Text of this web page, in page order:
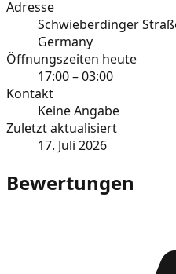
Adresse
Schwieberdinger
Germany
Öffnungszeiten heute
17:00 – 03:00
Kontakt
Keine Angabe
Zuletzt aktualisiert
17. Juli 2026
Bewertungen